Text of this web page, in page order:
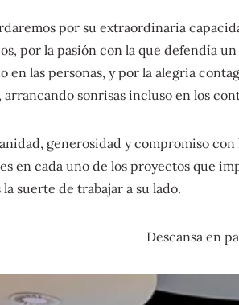
por su extraordinaria
por la pasión con la que defendía
en las personas, y por la alegría
sonrisas incluso en los
generosidad y compromiso
en cada uno de los proyectos que
suerte de trabajar a su lado.
Descansa en